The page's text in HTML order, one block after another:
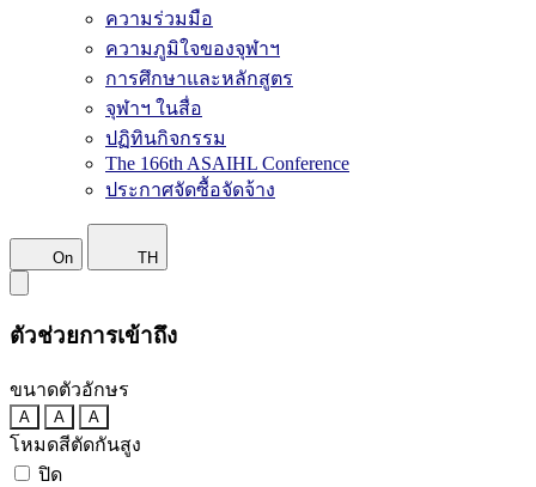
ความร่วมมือ
ความภูมิใจของจุฬาฯ
การศึกษาและหลักสูตร
จุฬาฯ ในสื่อ
ปฏิทินกิจกรรม
The 166th ASAIHL Conference
ประกาศจัดซื้อจัดจ้าง
On TH
ตัวช่วยการเข้าถึง
ขนาดตัวอักษร
A A A
โหมดสีตัดกันสูง
ปิด